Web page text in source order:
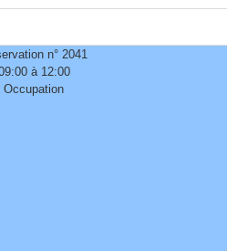
n° 2041
à 12:00
Occupation